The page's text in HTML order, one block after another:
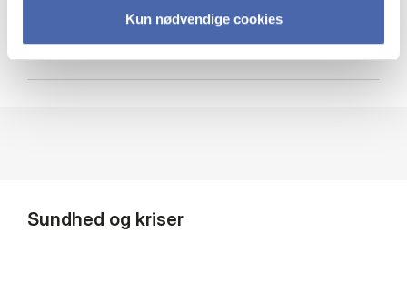
Kun nødvendige cookies
Cybersikkerhed
Sundhed og kriser